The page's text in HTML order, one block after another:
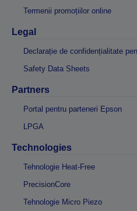
Termenii promoțiilor online
Legal
Declarație de confidențialitate
Safety Data Sheets
Partners
Portal pentru parteneri Epson
LPGA
Technologies
Tehnologie Heat-Free
PrecisionCore
Tehnologie Micro Piezo